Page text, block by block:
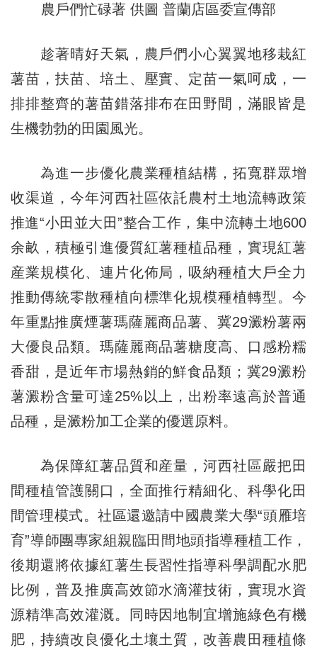
農戶們忙碌著 供圖 普蘭店區委宣傳部
趁著晴好天氣，農戶們小心翼翼地移栽紅
薯苗，扶苗、培土、壓實、定苗一氣呵成，一
排排整齊的薯苗錯落排布在田野間，滿眼皆是
生機勃勃的田園風光。
為進一步優化農業種植結構，拓寬群眾增
收渠道，今年河西社區依託農村土地流轉政策
推進“小田並大田”整合工作，集中流轉土地600
余畝，積極引進優質紅薯種植品種，實現紅薯
産業規模化、連片化佈局，吸納種植大戶全力
推動傳統零散種植向標準化規模種植轉型。今
年重點推廣煙薯瑪薩麗商品薯、冀29澱粉薯兩
大優良品類。瑪薩麗商品薯糖度高、口感粉糯
香甜，是近年市場熱銷的鮮食品類；冀29澱粉
薯澱粉含量可達25%以上，出粉率遠高於普通
品種，是澱粉加工企業的優選原料。
為保障紅薯品質和産量，河西社區嚴把田
間種植管護關口，全面推行精細化、科學化田
間管理模式。社區還邀請中國農業大學“頭雁培
育”導師團專家組親臨田間地頭指導種植工作，
後期還將依據紅薯生長習性指導科學調配水肥
比例，普及推廣高效節水滴灌技術，實現水資
源精準高效灌溉。同時因地制宜增施綠色有機
肥，持續改良優化土壤土質，改善農田種植條